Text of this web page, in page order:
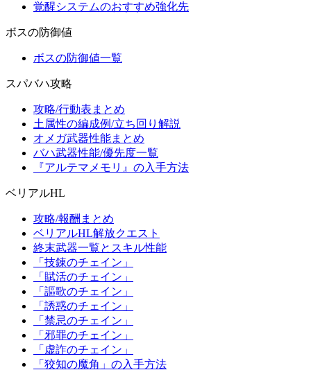
覚醒システムのおすすめ強化先
ボスの防御値
ボスの防御値一覧
スパバハ攻略
攻略/行動表まとめ
土属性の編成例/立ち回り解説
オメガ武器性能まとめ
バハ武器性能/優先度一覧
『アルテマメモリ』の入手方法
ベリアルHL
攻略/報酬まとめ
ベリアルHL解放クエスト
終末武器一覧とスキル性能
「技錬のチェイン」
「賦活のチェイン」
「謳歌のチェイン」
「誘惑のチェイン」
「禁忌のチェイン」
「邪罪のチェイン」
「虚詐のチェイン」
「狡知の魔角」の入手方法